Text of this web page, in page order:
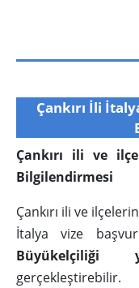
Çankırı İli
Çankırı ili ve
Bilgilendirmesi
Çankırı ili ve
İtalya vize
Büyükelçiliği
gerçekleştirebilir.